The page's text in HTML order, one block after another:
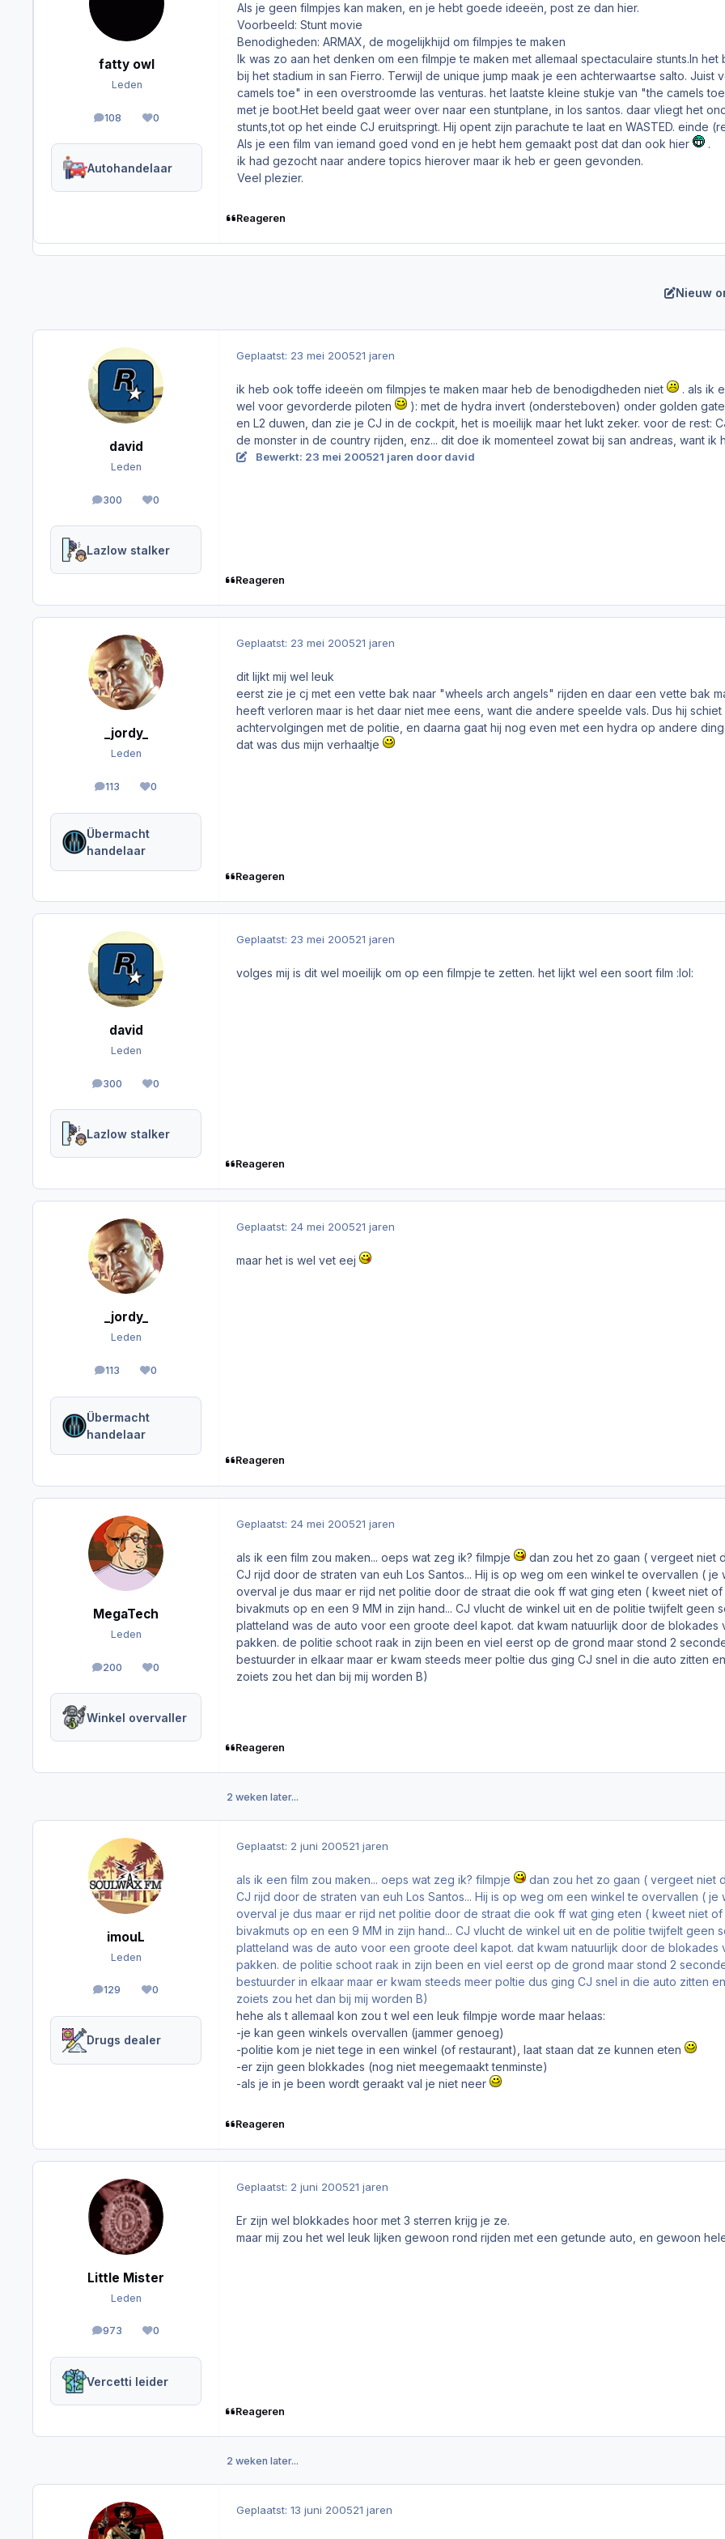
fatty owl
Leden
108
berichten0
Reputation
Autohandelaar
Als je geen filmpjes kan maken, en je hebt goede ideeën, post ze dan hier.
Voorbeeld: Stunt movie
Benodigheden: ARMAX, de mogelijkhijd om filmpjes te maken
Ik was zo aan het denken om een filmpje te maken met allemaal spectaculaire stunts.In
bij het stadium in san Fierro. Terwijl de unique jump maak je een achterwaartse salto.
camels toe" in een overstroomde las venturas. het laatste kleine stukje van "the camels
met je boot.Het beeld gaat weer over naar een stuntplane, in los santos. daar vliegt het
stunts,tot op het einde CJ eruitspringt. Hij opent zijn parachute te laat en WASTED. einde
Als je een film van iemand goed vond en je hebt hem gemaakt post dat dan ook hier
.
ik had gezocht naar andere topics hierover maar ik heb er geen gevonden.
Veel plezier.
Reageren
Nieuw
david
Leden
300
berichten0
Reputation
Lazlow stalker
Geplaatst: 23 mei 200521 jaren
ik heb ook toffe ideeën om filmpjes te maken maar heb de benodigdheden niet
. als ik
wel voor gevorderde piloten
): met de hydra invert (ondersteboven) onder golden
en L2 duwen, dan zie je CJ in de cockpit, het is moeilijk maar het lukt zeker. voor de rest:
de monster in de country rijden, enz... dit doe ik momenteel zowat bij san andreas, want ik
Bewerkt: 23 mei 200521 jaren door david
Reageren
_jordy_
Leden
113
berichten0
Reputation
Übermacht
handelaar
Geplaatst: 23 mei 200521 jaren
dit lijkt mij wel leuk
eerst zie je cj met een vette bak naar "wheels arch angels" rijden en daar een vette bak
heeft verloren maar is het daar niet mee eens, want die andere speelde vals. Dus hij
achtervolgingen met de politie, en daarna gaat hij nog even met een hydra op andere
dat was dus mijn verhaaltje
Reageren
david
Leden
300
berichten0
Reputation
Lazlow stalker
Geplaatst: 23 mei 200521 jaren
volges mij is dit wel moeilijk om op een filmpje te zetten. het lijkt wel een soort film :lol:
Reageren
_jordy_
Leden
113
berichten0
Reputation
Übermacht
handelaar
Geplaatst: 24 mei 200521 jaren
maar het is wel vet eej
Reageren
MegaTech
Leden
200
berichten0
Reputation
Winkel overvaller
Geplaatst: 24 mei 200521 jaren
als ik een film zou maken... oeps wat zeg ik? filmpje
dan zou het zo gaan ( vergeet niet
CJ rijd door de straten van euh Los Santos... Hij is op weg om een winkel te overvallen (
overval je dus maar er rijd net politie door de straat die ook ff wat ging eten ( kweet niet
bivakmuts op en een 9 MM in zijn hand... CJ vlucht de winkel uit en de politie twijfelt
platteland was de auto voor een groote deel kapot. dat kwam natuurlijk door de blokades
pakken. de politie schoot raak in zijn been en viel eerst op de grond maar stond 2
bestuurder in elkaar maar er kwam steeds meer poltie dus ging CJ snel in die auto zitten
zoiets zou het dan bij mij worden B)
Reageren
2 weken later...
imouL
Leden
129
berichten0
Reputation
Drugs dealer
Geplaatst: 2 juni 200521 jaren
als ik een film zou maken... oeps wat zeg ik? filmpje
dan zou het zo gaan ( vergeet niet
CJ rijd door de straten van euh Los Santos... Hij is op weg om een winkel te overvallen (
overval je dus maar er rijd net politie door de straat die ook ff wat ging eten ( kweet niet
bivakmuts op en een 9 MM in zijn hand... CJ vlucht de winkel uit en de politie twijfelt
platteland was de auto voor een groote deel kapot. dat kwam natuurlijk door de blokades
pakken. de politie schoot raak in zijn been en viel eerst op de grond maar stond 2
bestuurder in elkaar maar er kwam steeds meer poltie dus ging CJ snel in die auto zitten
zoiets zou het dan bij mij worden B)
hehe als t allemaal kon zou t wel een leuk filmpje worde maar helaas:
-je kan geen winkels overvallen (jammer genoeg)
-politie kom je niet tege in een winkel (of restaurant), laat staan dat ze kunnen eten
-er zijn geen blokkades (nog niet meegemaakt tenminste)
-als je in je been wordt geraakt val je niet neer
Reageren
Little Mister
Leden
973
berichten0
Reputation
Vercetti leider
Geplaatst: 2 juni 200521 jaren
Er zijn wel blokkades hoor met 3 sterren krijg je ze.
maar mij zou het wel leuk lijken gewoon rond rijden met een getunde auto, en gewoon
Reageren
2 weken later...
Geplaatst: 13 juni 200521 jaren